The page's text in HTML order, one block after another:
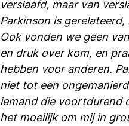
verslaafd, maar van
Parkinson is
Ook vonden we geen
en druk over kom, en
hebben voor anderen.
niet tot een
iemand die voortdurend
het moeilijk om mij in